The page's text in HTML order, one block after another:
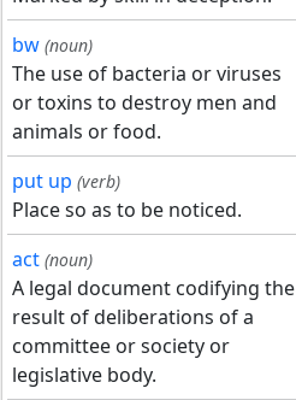
bw (noun)
The use of bacteria or viruses
or toxins to destroy men and
animals or food.
put up (verb)
Place so as to be noticed.
act (noun)
A legal document codifying the
result of deliberations of a
committee or society or
legislative body.